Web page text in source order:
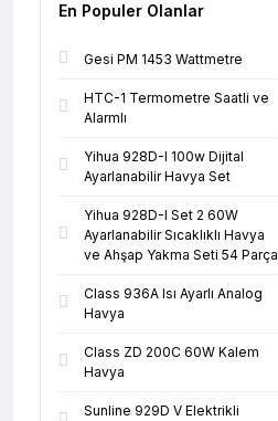
En Populer Olanlar
Gesi PM 1453 Wattmetre
HTC-1 Termometre Saatli ve
Alarmlı
Yihua 928D-I 100w Dijital
Ayarlanabilir Havya Set
Yihua 928D-I Set 2 60W
Ayarlanabilir Sıcaklıklı Havya
ve Ahşap Yakma Seti 54 Parça
Class 936A Isı Ayarlı Analog
Havya
Class ZD 200C 60W Kalem
Havya
Sunline 929D V Elektrikli